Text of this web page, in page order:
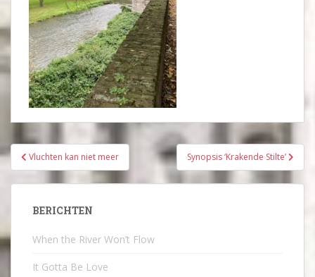
Bericht
navigatie
Vluchten kan niet meer Synopsis ‘Krakende Stilte’
BERICHTEN
When the River Won’t Flow
It Gotta Be Love